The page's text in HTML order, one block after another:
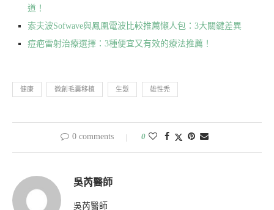
道！
索夫波Sofwave與鳳凰電波比較推薦懶人包：3大關鍵差異
痘疤雷射治療選擇：3種便宜又有效的療法推薦！
健康 微創毛囊移植 生髮 雄性禿
0 comments 0
吳芮醫師
吳芮醫師